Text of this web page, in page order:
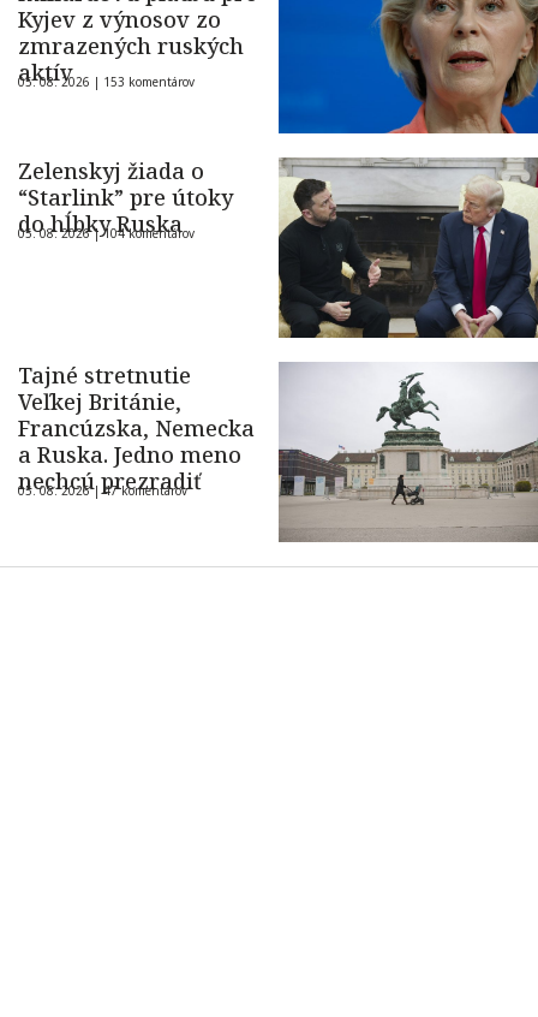
Kyjev z výnosov zo
zmrazených ruských
aktív
05. 08. 2026 | 153 komentárov
Zelenskyj žiada o
“Starlink” pre útoky
do hĺbky Ruska
05. 08. 2026 |104 komentárov
Tajné stretnutie
Veľkej Británie,
Francúzska, Nemecka
a Ruska. Jedno meno
nechcú prezradiť
05. 08. 2026 |47 komentárov